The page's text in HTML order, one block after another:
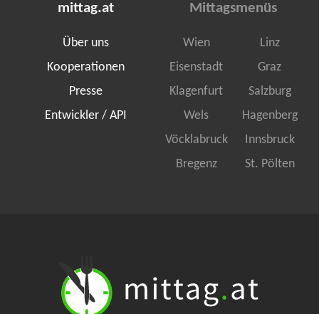
mittag.at
Über uns
Kooperationen
Presse
Entwickler / API
Mittagsmenüs
Wien
Linz
Eisenstadt
Graz
Klagenfurt
Salzburg
Wels
Hagenberg
Vöcklabruck
Innsbruck
Bregenz
St. Pölten